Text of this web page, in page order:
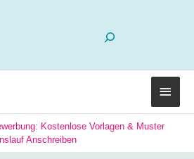
Kostenlose Vorlagen & Muster
Anschreiben